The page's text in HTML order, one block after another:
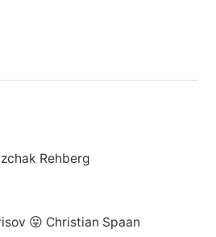
Rehberg
😛 Christian Spaan